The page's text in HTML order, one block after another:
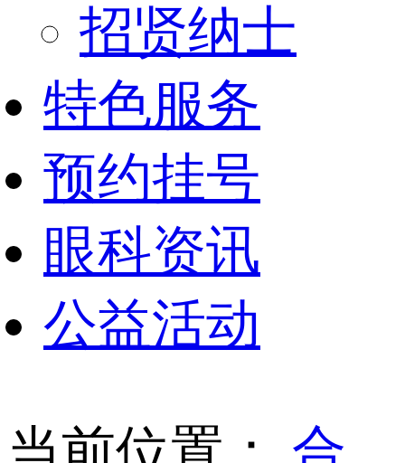
招贤纳士
特色服务
预约挂号
眼科资讯
公益活动